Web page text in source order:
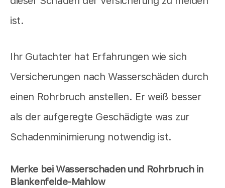
ist.
Ihr Gutachter hat Erfahrungen wie sich
Versicherungen nach Wasserschäden durch
einen Rohrbruch anstellen. Er weiß besser
als der aufgeregte Geschädigte was zur
Schadenminimierung notwendig ist.
Merke bei Wasserschaden und Rohrbruch in
Blankenfelde-Mahlow